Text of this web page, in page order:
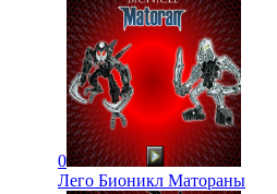
0
Лего Бионикл Матораны